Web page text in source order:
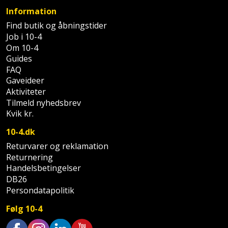
Sternbeklædning
Tag
og
tagplader
Terrassebrædder
Terrasseopklodsning
Tråd
til
byggeri
Træ
Vinduer
Palleløfter
Polsøger
Profilsaks
Reb
og
snor
Renseservietter
og
wipes
Sækkelukker
Saks
Industristøvsuger
Kantfræser
Kantlimer
Kantlimertilbehør
Kap-
og
geringssav
Kerneboremaskine
Klammepistol
Kombokit
Højbede
Højtaler
Hylder
Jagt
og
fritid
Jul
Kaffe
Klæbesøm
Køkkenudstyr
Information
Find butik og åbningstider
Job i 10-4
Om 10-4
Guides
FAQ
Gaveideer
Aktiviteter
Tilmeld nyhedsbrev
Kvik kr.
10-4.dk
Returvarer og reklamation
Returnering
Handelsbetingelser
DB26
Persondatapolitik
Følg 10-4